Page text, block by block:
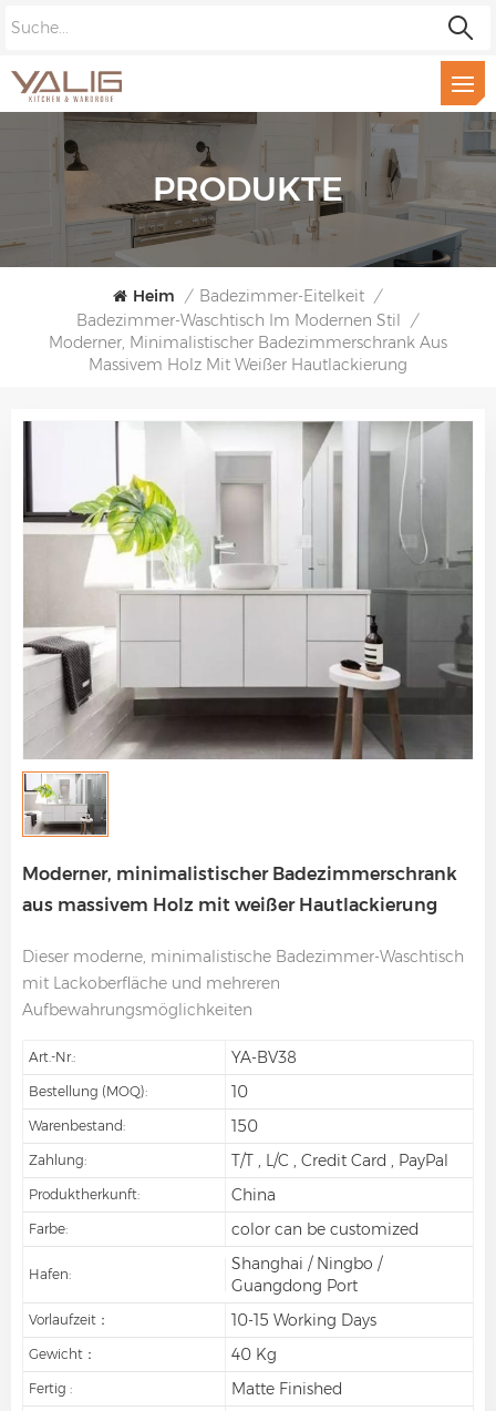
PRODUKTE
Heim / Badezimmer-Eitelkeit /
Badezimmer-Waschtisch Im Modernen Stil /
Moderner, Minimalistischer Badezimmerschrank Aus
Massivem Holz Mit Weißer Hautlackierung
Moderner, minimalistischer Badezimmerschrank
aus massivem Holz mit weißer Hautlackierung
Dieser moderne, minimalistische Badezimmer-Waschtisch
mit Lackoberfläche und mehreren
Aufbewahrungsmöglichkeiten
Art.-Nr.: YA-BV38
Bestellung (MOQ): 10
Warenbestand: 150
Zahlung: T/T , L/C , Credit Card , PayPal
Produktherkunft: China
Farbe: color can be customized
Hafen:
Shanghai / Ningbo /
Guangdong Port
Vorlaufzeit： 10-15 Working Days
Gewicht： 40 Kg
Fertig : Matte Finished